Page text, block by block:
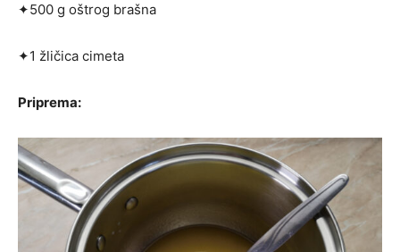
✦500 g oštrog brašna
✦1 žličica cimeta
Priprema: